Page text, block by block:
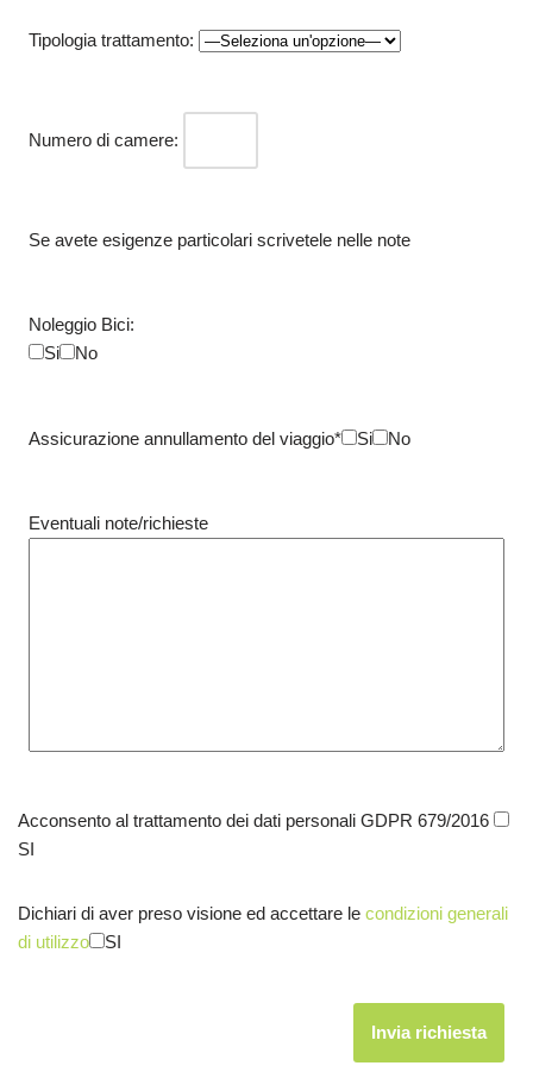
Tipologia trattamento:
Numero di camere:
Se avete esigenze particolari scrivetele nelle note
Noleggio Bici:
Si
No
Assicurazione annullamento del viaggio* Si No
Eventuali note/richieste
Acconsento al trattamento dei dati personali GDPR 679/2016
SI
Dichiari di aver preso visione ed accettare le condizioni generali
di utilizzo
SI